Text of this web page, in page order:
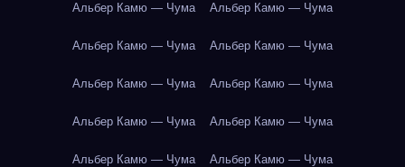
Альбер Камю — Чума Альбер Камю — Чума
Альбер Камю — Чума Альбер Камю — Чума
Альбер Камю — Чума Альбер Камю — Чума
Альбер Камю — Чума Альбер Камю — Чума
Альбер Камю — Чума Альбер Камю — Чума